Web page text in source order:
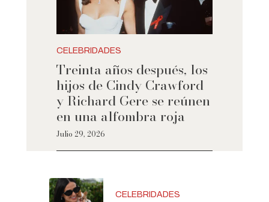
CELEBRIDADES
Treinta años después, los
hijos de Cindy Crawford
y Richard Gere se reúnen
en una alfombra roja
Julio 29, 2026
CELEBRIDADES